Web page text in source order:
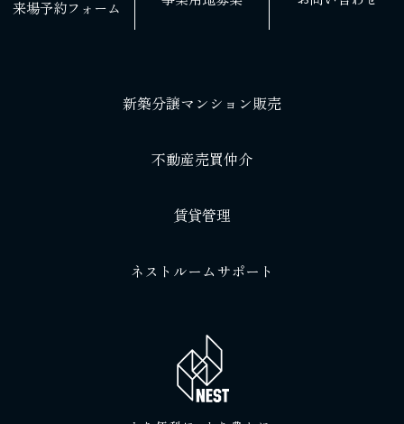
来場予約フォーム
新築分譲マンション販売
不動産売買仲介
賃貸管理
ネストルームサポート